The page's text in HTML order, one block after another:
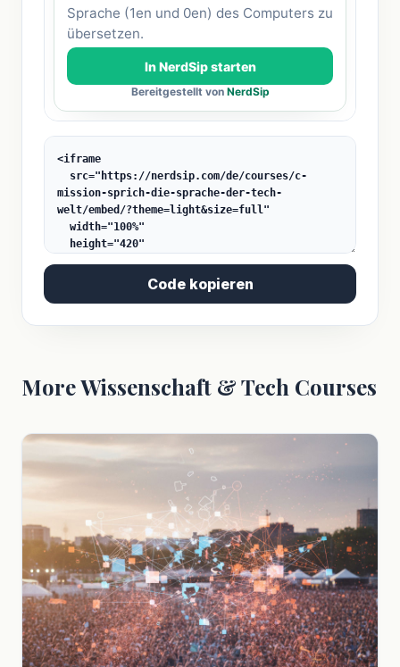
Code kopieren
More Wissenschaft & Tech Courses